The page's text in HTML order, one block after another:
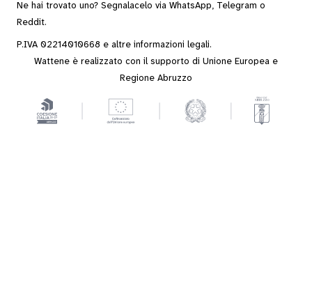
Ne hai trovato uno? Segnalacelo via WhatsApp, Telegram o
Reddit.
P.IVA 02214010668 e altre informazioni legali.
Wattene è realizzato con il supporto di Unione Europea e
Regione Abruzzo